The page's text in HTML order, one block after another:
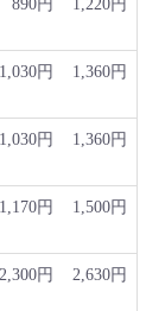
890円 1,220円
1,030円 1,360円
1,030円 1,360円
1,170円 1,500円
2,300円 2,630円